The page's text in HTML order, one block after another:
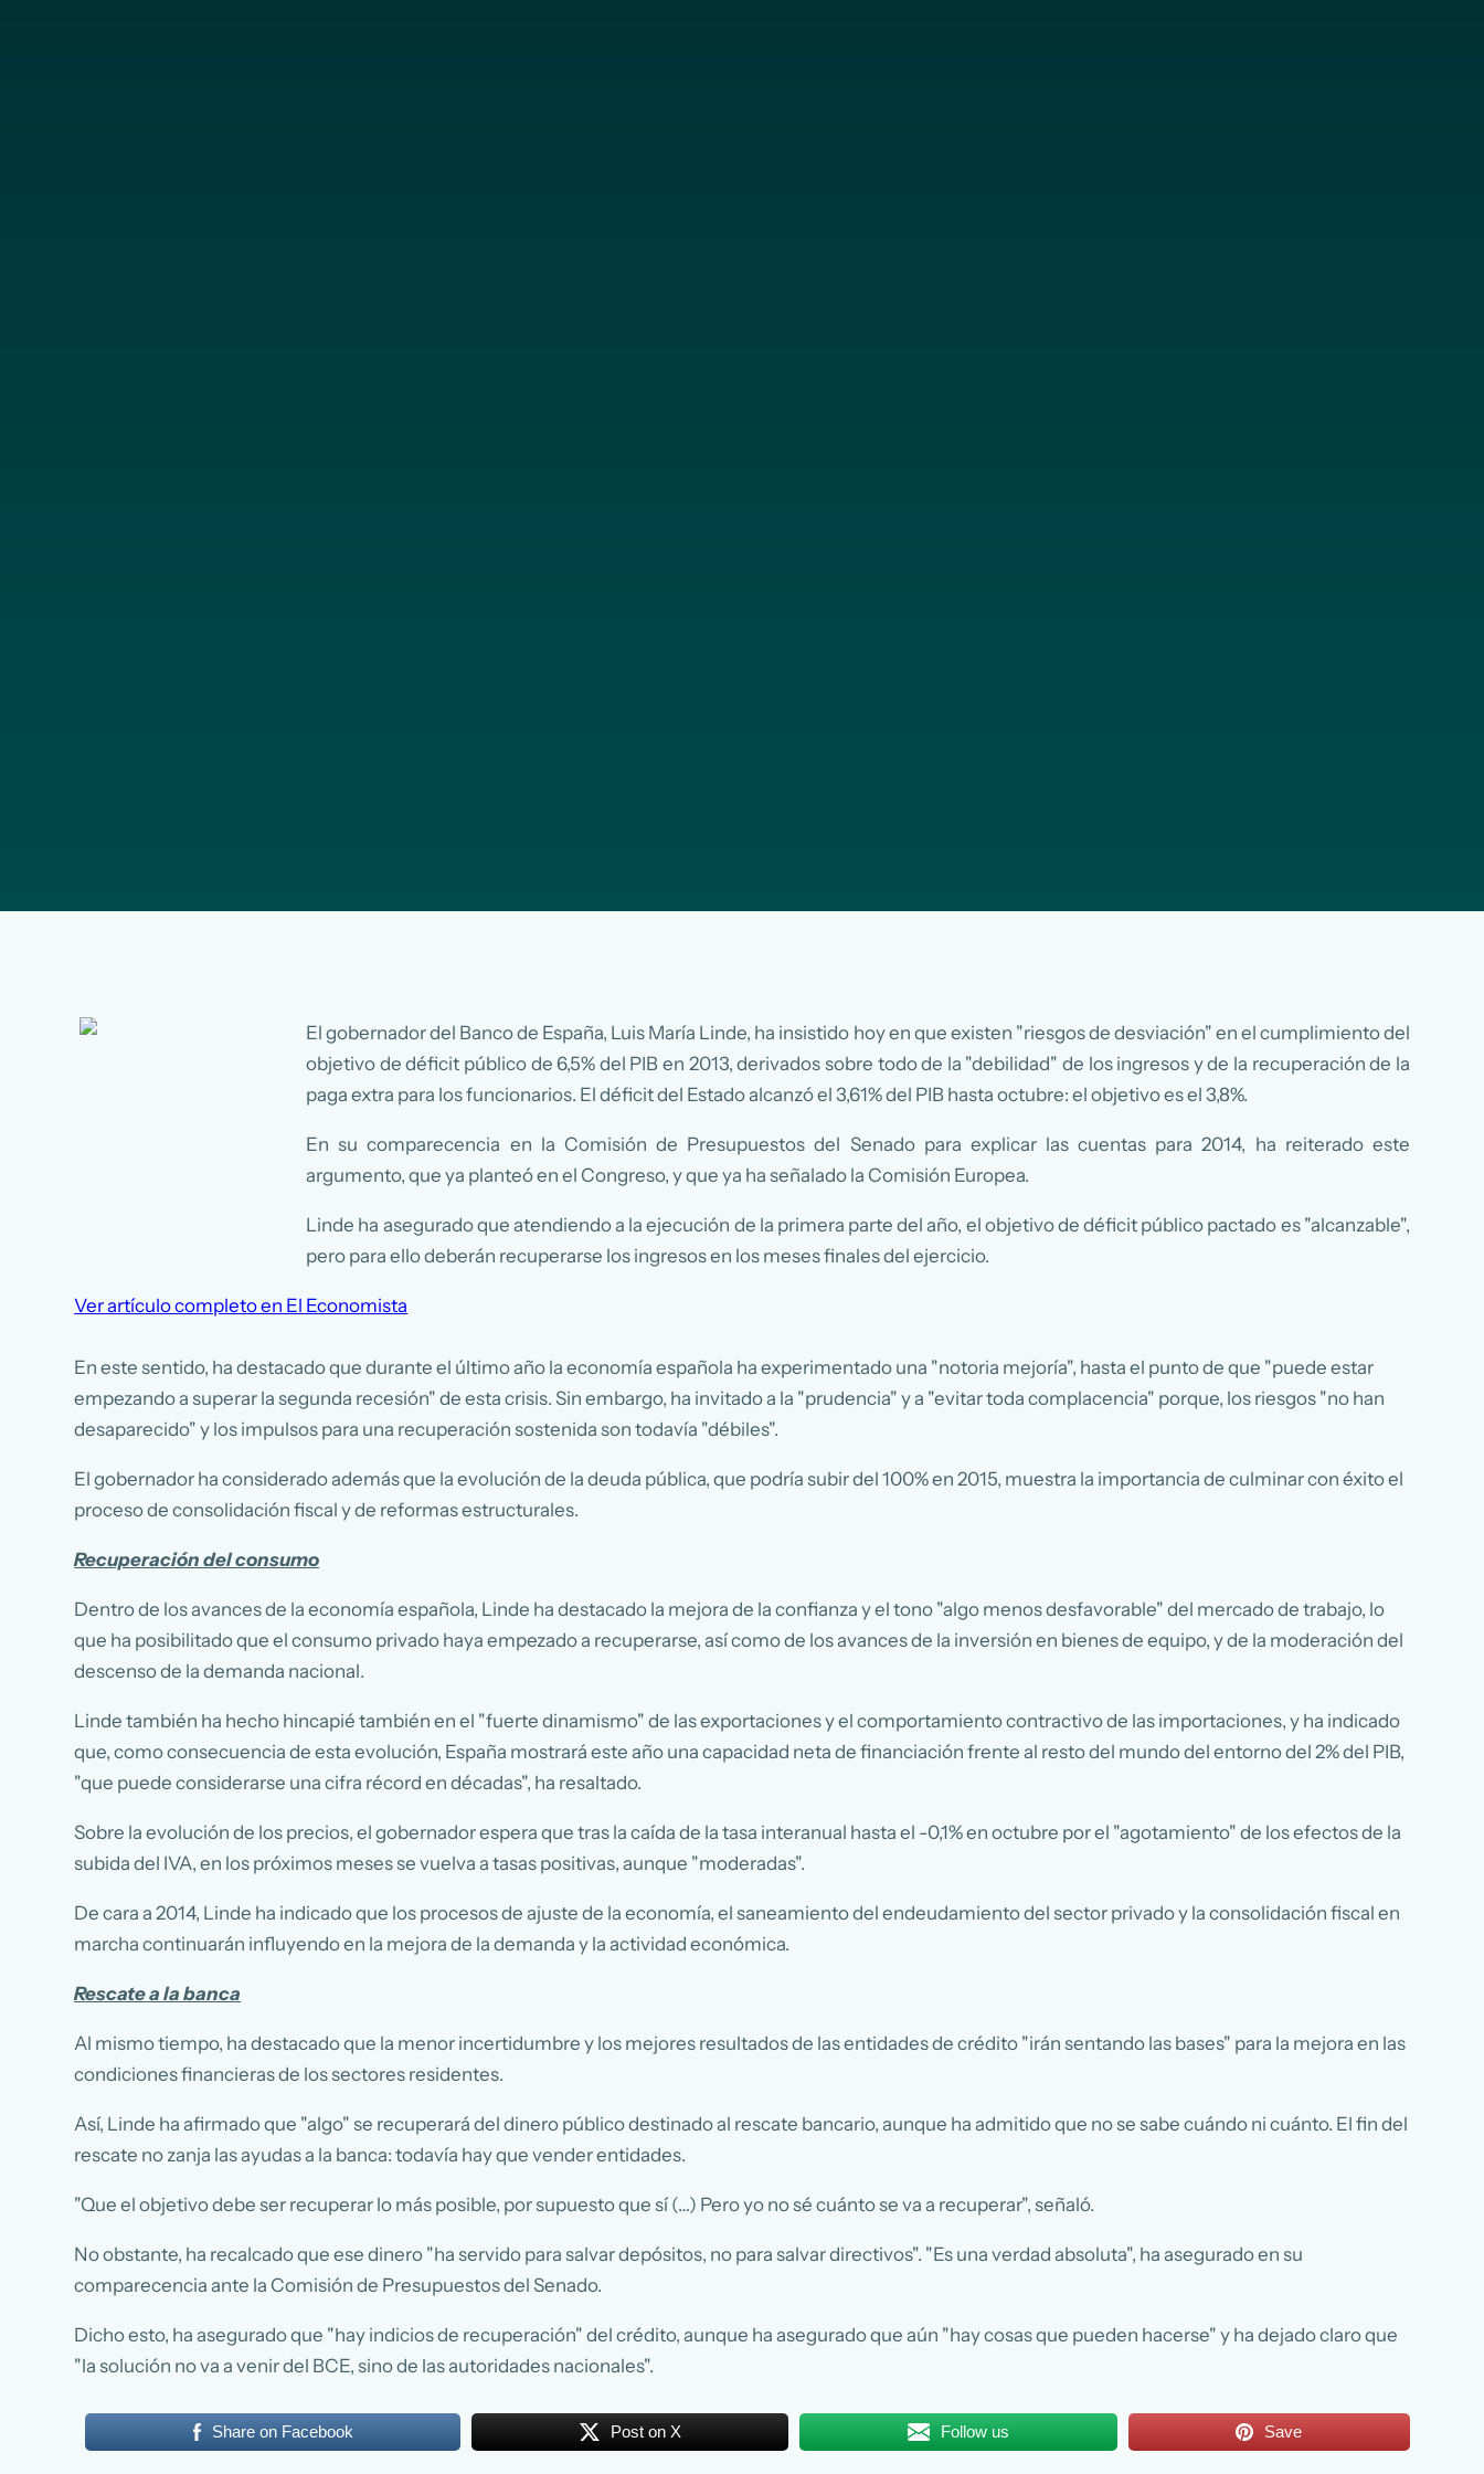
El gobernador del Banco de España, Luis María Linde, ha insistido hoy en que existen "riesgos de desviación" en el cumplimiento del
objetivo de déficit público de 6,5% del PIB en 2013, derivados sobre todo de la "debilidad" de los ingresos y de la recuperación de la
paga extra para los funcionarios. El déficit del Estado alcanzó el 3,61% del PIB hasta octubre: el objetivo es el 3,8%.
En su comparecencia en la Comisión de Presupuestos del Senado para explicar las cuentas para 2014, ha reiterado este
argumento, que ya planteó en el Congreso, y que ya ha señalado la Comisión Europea.
Linde ha asegurado que atendiendo a la ejecución de la primera parte del año, el objetivo de déficit público pactado es "alcanzable",
pero para ello deberán recuperarse los ingresos en los meses finales del ejercicio.
Ver artículo completo en El Economista
En este sentido, ha destacado que durante el último año la economía española ha experimentado una "notoria mejoría", hasta el punto de que "puede estar
empezando a superar la segunda recesión" de esta crisis. Sin embargo, ha invitado a la "prudencia" y a "evitar toda complacencia" porque, los riesgos "no han
desaparecido" y los impulsos para una recuperación sostenida son todavía "débiles".
El gobernador ha considerado además que la evolución de la deuda pública, que podría subir del 100% en 2015, muestra la importancia de culminar con éxito el
proceso de consolidación fiscal y de reformas estructurales.
Recuperación del consumo
Dentro de los avances de la economía española, Linde ha destacado la mejora de la confianza y el tono "algo menos desfavorable" del mercado de trabajo, lo
que ha posibilitado que el consumo privado haya empezado a recuperarse, así como de los avances de la inversión en bienes de equipo, y de la moderación del
descenso de la demanda nacional.
Linde también ha hecho hincapié también en el "fuerte dinamismo" de las exportaciones y el comportamiento contractivo de las importaciones, y ha indicado
que, como consecuencia de esta evolución, España mostrará este año una capacidad neta de financiación frente al resto del mundo del entorno del 2% del PIB,
"que puede considerarse una cifra récord en décadas", ha resaltado.
Sobre la evolución de los precios, el gobernador espera que tras la caída de la tasa interanual hasta el -0,1% en octubre por el "agotamiento" de los efectos de la
subida del IVA, en los próximos meses se vuelva a tasas positivas, aunque "moderadas".
De cara a 2014, Linde ha indicado que los procesos de ajuste de la economía, el saneamiento del endeudamiento del sector privado y la consolidación fiscal en
marcha continuarán influyendo en la mejora de la demanda y la actividad económica.
Rescate a la banca
Al mismo tiempo, ha destacado que la menor incertidumbre y los mejores resultados de las entidades de crédito "irán sentando las bases" para la mejora en las
condiciones financieras de los sectores residentes.
Así, Linde ha afirmado que "algo" se recuperará del dinero público destinado al rescate bancario, aunque ha admitido que no se sabe cuándo ni cuánto. El fin del
rescate no zanja las ayudas a la banca: todavía hay que vender entidades.
"Que el objetivo debe ser recuperar lo más posible, por supuesto que sí (…) Pero yo no sé cuánto se va a recuperar", señaló.
No obstante, ha recalcado que ese dinero "ha servido para salvar depósitos, no para salvar directivos". "Es una verdad absoluta", ha asegurado en su
comparecencia ante la Comisión de Presupuestos del Senado.
Dicho esto, ha asegurado que "hay indicios de recuperación" del crédito, aunque ha asegurado que aún "hay cosas que pueden hacerse" y ha dejado claro que
"la solución no va a venir del BCE, sino de las autoridades nacionales".
Share on Facebook Post on X Follow us Save